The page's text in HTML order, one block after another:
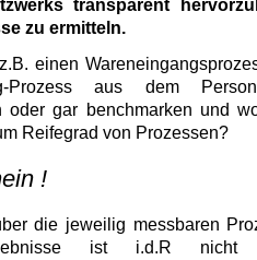
transparent
zu ermitteln.
einen
Prozess aus dem
oder gar benchmarken und
Reifegrad von Prozessen?
!
die jeweilig messbaren
ist i.d.R